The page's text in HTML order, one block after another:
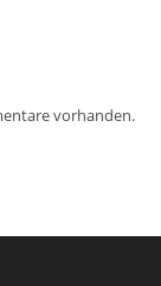
vorhanden.